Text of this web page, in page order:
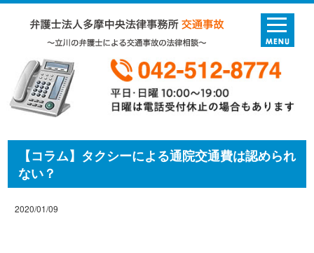
【コラム】タクシーによる通院交通費は認められ
ない？
2020/01/09